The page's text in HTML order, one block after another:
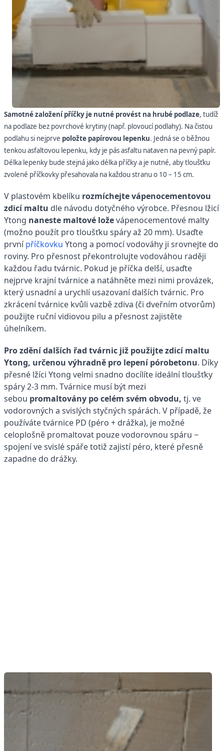
Samotné založení příčky je nutné provést na hrubé podlaze, tudíž
na podlaze bez povrchové krytiny (např. plovoucí podlahy). Na čistou
podlahu si nejprve položte papírovou lepenku. Jedná se o běžnou
tenkou asfaltovou lepenku, kdy je pás asfaltu nataven na pevný papír.
Délka lepenky bude stejná jako délka příčky a je nutné, aby tloušťku
zvolené příčkovky přesahovala na každou stranu o 10 – 15 cm.
V plastovém kbelíku rozmíchejte vápenocementovou
zdicí maltu dle návodu dotyčného výrobce. Přesnou lžicí
Ytong naneste maltové loževápenocementové malty
(možno použít pro tloušťku spáry až 20 mm). Usaďte
prvnípříčkovku Ytong a pomocí vodováhy ji srovnejte do
roviny. Pro přesnost překontrolujte vodováhou raději
každou řadu tvárnic. Pokud je příčka delší, usaďte
nejprve krajní tvárnice a natáhněte mezi nimi provázek,
který usnadní a urychlí usazovaní dalších tvárnic. Pro
zkrácení tvárnice kvůli vazbě zdiva (či dveřním otvorům)
použijte ruční vidiovou pilu a přesnost zajistěte
úhelníkem.
Pro zdění dalších řad tvárnic již použijte zdicí maltu
Ytong, určenou výhradně pro lepení pórobetonu. Díky
přesné lžíci Ytong velmi snadno docílíte ideální tloušťky
spáry 2-3 mm. Tvárnice musí být mezi
sebou promaltovány po celém svém obvodu, tj. ve
vodorovných a svislých styčných spárách. V případě, že
používáte tvárnice PD (péro + drážka), je možné
celoplošně promaltovat pouze vodorovnou spáru −
spojení ve svislé spáře totiž zajistí péro, které přesně
zapadne do drážky.